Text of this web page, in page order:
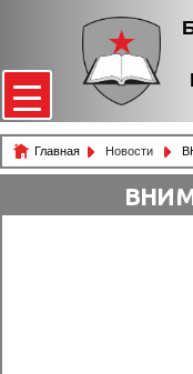
Главная Новости